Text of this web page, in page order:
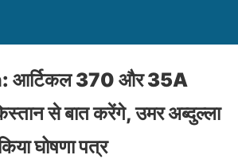
आर्टिकल 370 और 35A
से बात करेंगे, उमर अब्दुल्ला
घोषणा पत्र